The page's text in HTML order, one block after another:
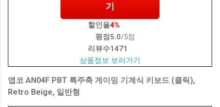
기
할인율4%
평점 5.0/5점
리뷰수1471
상품정보 보러가기
앱코 AN04F PBT 특주축 게이밍 기계식 키보드 (클릭),
Retro Beige, 일반형